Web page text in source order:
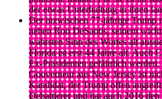
der etwas Unterhaltung in ihren
Der inzwischen 77-jährige Trump
neben Ron DeSantis, seinem
wahrsten Sinn des Wortes alt
Florida ist erst 44 Jahre alt. Auch
Ex-Präsidenten gefährlich
Gouverneur aus New Jersey ist
Kandidat, der Trump offen
Debattierer und hat auch 2016 den